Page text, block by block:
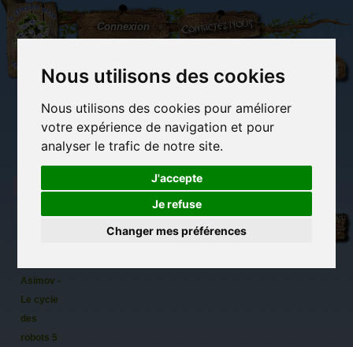
Nous utilisons des cookies
Nous utilisons des cookies pour améliorer
votre expérience de navigation et pour
analyser le trafic de notre site.
J'accepte
Je refuse
Changer mes préférences
L'Arbre
aux
100.000
Connexion Contactez-nous
(vide)
Librairie des
Carterie
originale
Activités
détente et jeux
Objets déco et
Asimov -
Le cycle
des
robots 5